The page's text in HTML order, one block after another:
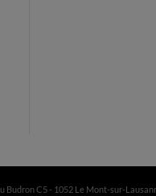
C5 - 1052 Le Mont-sur-